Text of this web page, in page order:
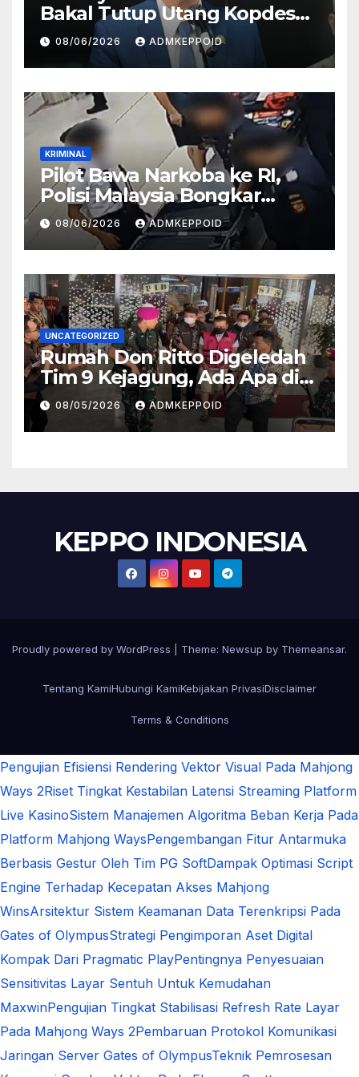
Bakal Tutup Utang Kopdes
Rp 240 Triliun, Cicilan Rp 40
Triliun per Tahun
08/06/2026 ADMKEPPOID
KRIMINAL
Pilot Bawa Narkoba ke RI,
Polisi Malaysia Bongkar
Sosok Pemasok di Balik
Kasus Ini
08/06/2026 ADMKEPPOID
UNCATEGORIZED
Rumah Don Ritto Digeledah
Tim 9 Kejagung, Ada Apa di
Balik Kasus TPPU Febrie?
08/05/2026 ADMKEPPOID
KEPPO INDONESIA
Proudly powered by WordPress Theme: Newsup by Themeansar.
Tentang KamiHubungi KamiKebijakan PrivasiDisclaimer
Terms & Conditions
Pengujian Efisiensi Rendering Vektor Visual Pada Mahjong
Ways 2Riset Tingkat Kestabilan Latensi Streaming Platform
Live KasinoSistem Manajemen Algoritma Beban Kerja Pada
Platform Mahjong WaysPengembangan Fitur Antarmuka
Berbasis Gestur Oleh Tim PG SoftDampak Optimasi Script
Engine Terhadap Kecepatan Akses Mahjong
WinsArsitektur Sistem Keamanan Data Terenkripsi Pada
Gates of OlympusStrategi Pengimporan Aset Digital
Kompak Dari Pragmatic PlayPentingnya Penyesuaian
Sensitivitas Layar Sentuh Untuk Kemudahan
MaxwinPengujian Tingkat Stabilisasi Refresh Rate Layar
Pada Mahjong Ways 2Pembaruan Protokol Komunikasi
Jaringan Server Gates of OlympusTeknik Pemrosesan